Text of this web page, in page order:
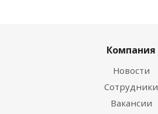
Компания
Новости
Сотрудники
Вакансии